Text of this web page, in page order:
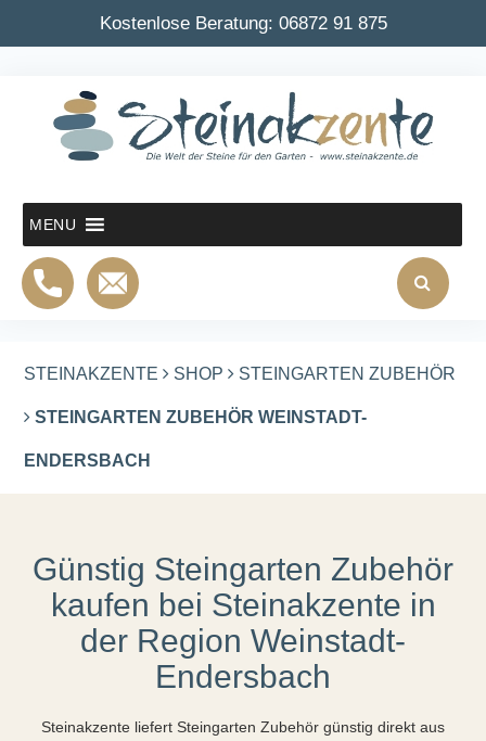
Kostenlose Beratung: 06872 91 875
MENU
STEINAKZENTE SHOP STEINGARTEN ZUBEHÖR
STEINGARTEN ZUBEHÖR WEINSTADT-
ENDERSBACH
Günstig Steingarten Zubehör
kaufen bei Steinakzente in
der Region Weinstadt-
Endersbach
Steinakzente liefert Steingarten Zubehör günstig direkt aus